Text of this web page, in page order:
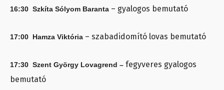
16:30 Szkíta Sólyom Baranta – gyalogos bemutató
17:00 Hamza Viktória – szabadidomító lovas bemutató
17:30 Szent György Lovagrend – fegyveres gyalogos
bemutató